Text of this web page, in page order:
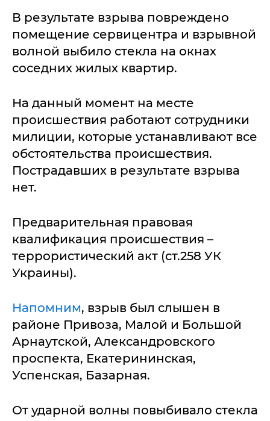
В результате взрыва повреждено
помещение сервицентра и взрывной
волной выбило стекла на окнах
соседних жилых квартир.
На данный момент на месте
происшествия работают сотрудники
милиции, которые устанавливают все
обстоятельства происшествия.
Пострадавших в результате взрыва
нет.
Предварительная правовая
квалификация происшествия –
террористический акт (ст.258 УК
Украины).
Напомним, взрыв был слышен в
районе Привоза, Малой и Большой
Арнаутской, Александровского
проспекта, Екатерининская,
Успенская, Базарная.
От ударной волны повыбивало стекла